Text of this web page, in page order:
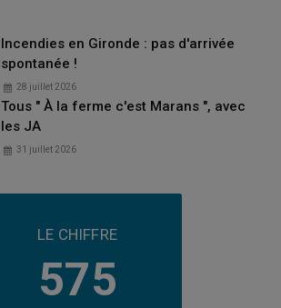
Incendies en Gironde : pas d'arrivée
spontanée !
28 juillet 2026
Tous " À la ferme c'est Marans ", avec
les JA
31 juillet 2026
LE CHIFFRE
575